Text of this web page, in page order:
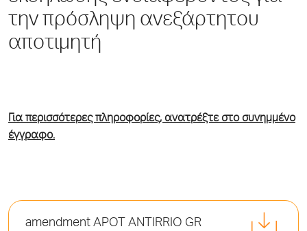
την πρόσληψη ανεξάρτητου
αποτιμητή
Για περισσότερες πληροφορίες, ανατρέξτε στο συνημμένο
έγγραφο.
amendment APOT ANTIRRIO GR